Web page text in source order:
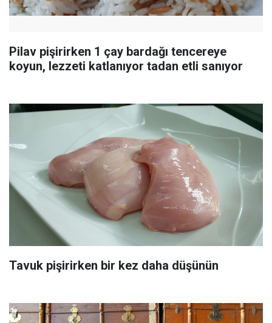
Pilav pişirirken 1 çay bardağı tencereye
koyun, lezzeti katlanıyor tadan etli sanıyor
Tavuk pişirirken bir kez daha düşünün